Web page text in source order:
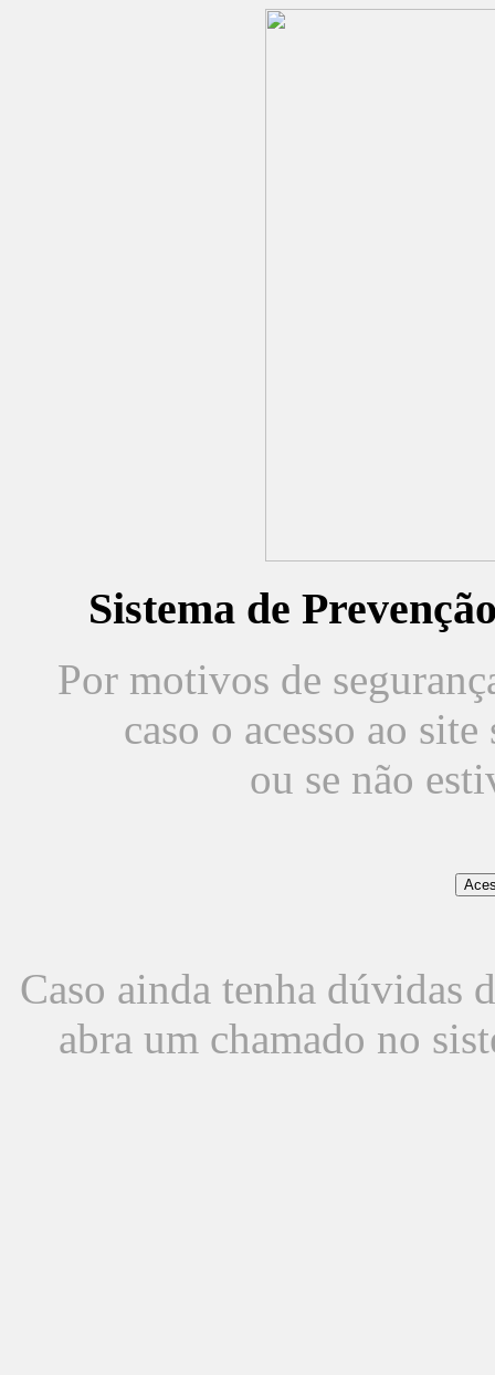
Sistema de
Por motivos de
caso o acesso ao
ou se não
Caso ainda tenha dúvidas
abra um chamado no